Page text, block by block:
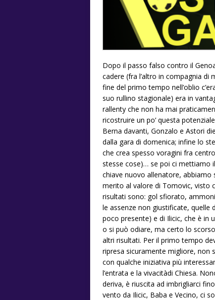
Dopo il passo falso contro il
cadere (fra l’altro in compagnia di
fine del primo tempo nell’oblio
suo rullino stagionale) era in
rallenty che non ha mai
ricostruire un po’ questa
Berna davanti, Gonzalo e Astori
dalla gara di domenica; infine lo
che crea spesso voragini fra
stesse cose)… se poi ci mettiamo
chiave nuovo allenatore, abbiamo
merito al valore di Tomovic, visto
risultati sono: gol sfiorato,
le assenze non giustificate, quelle
poco presente) e di Ilicic, che è in
o si può odiare, ma certo lo
altri risultati. Per il primo tempo
ripresa sicuramente migliore, non
con qualche iniziativa più
l’entrata e la vivacitàdi Chiesa.
deriva, è riuscita ad imbrigliarci
vento da Ilicic, Baba e Vecino, ci